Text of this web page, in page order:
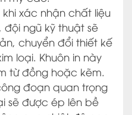
khi xác nhận chất liệu
ngũ kỹ thuật sẽ
chuyển đổi thiết kế
loại. Khuôn in này
từ đồng hoặc kẽm.
đoạn quan trọng
sẽ được ép lên bề